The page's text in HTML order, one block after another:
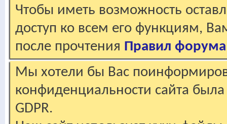
Чтобы иметь возможность
доступ ко всем его функциям,
после прочтения Правил форума
Мы хотели бы Вас
конфиденциальности сайта
GDPR.